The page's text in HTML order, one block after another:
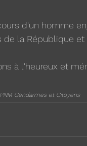
d'un homme
la République et
à l'heureux et
Gendarmes et Citoyens